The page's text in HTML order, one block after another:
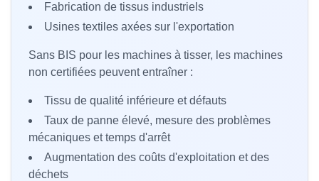
Fabrication de tissus industriels
Usines textiles axées sur l'exportation
Sans BIS pour les machines à tisser, les machines
non certifiées peuvent entraîner :
Tissu de qualité inférieure et défauts
Taux de panne élevé, mesure des problèmes
mécaniques et temps d'arrêt
Augmentation des coûts d'exploitation et des
déchets